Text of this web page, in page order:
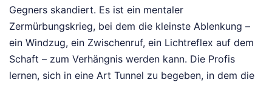
Gegners skandiert. Es ist ein mentaler
Zermürbungskrieg, bei dem die kleinste Ablenkung –
ein Windzug, ein Zwischenruf, ein Lichtreflex auf dem
Schaft – zum Verhängnis werden kann. Die Profis
lernen, sich in eine Art Tunnel zu begeben, in dem die